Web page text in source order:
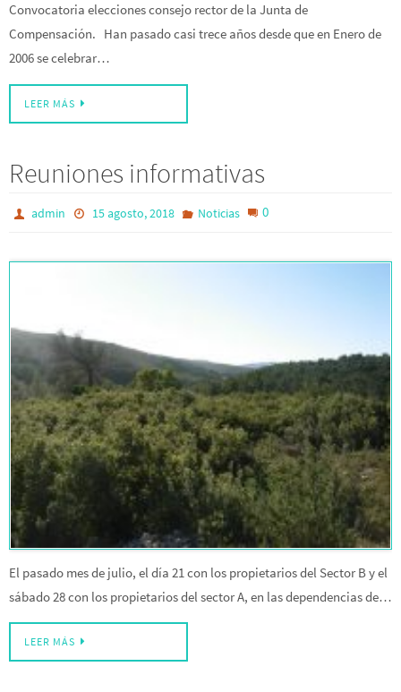
Convocatoria elecciones consejo rector de la Junta de
Compensación. Han pasado casi trece años desde que en Enero de
2006 se celebrar…
LEER MÁS
Reuniones informativas
admin 15 agosto, 2018 Noticias 0
El pasado mes de julio, el día 21 con los propietarios del Sector B y el
sábado 28 con los propietarios del sector A, en las dependencias de…
LEER MÁS